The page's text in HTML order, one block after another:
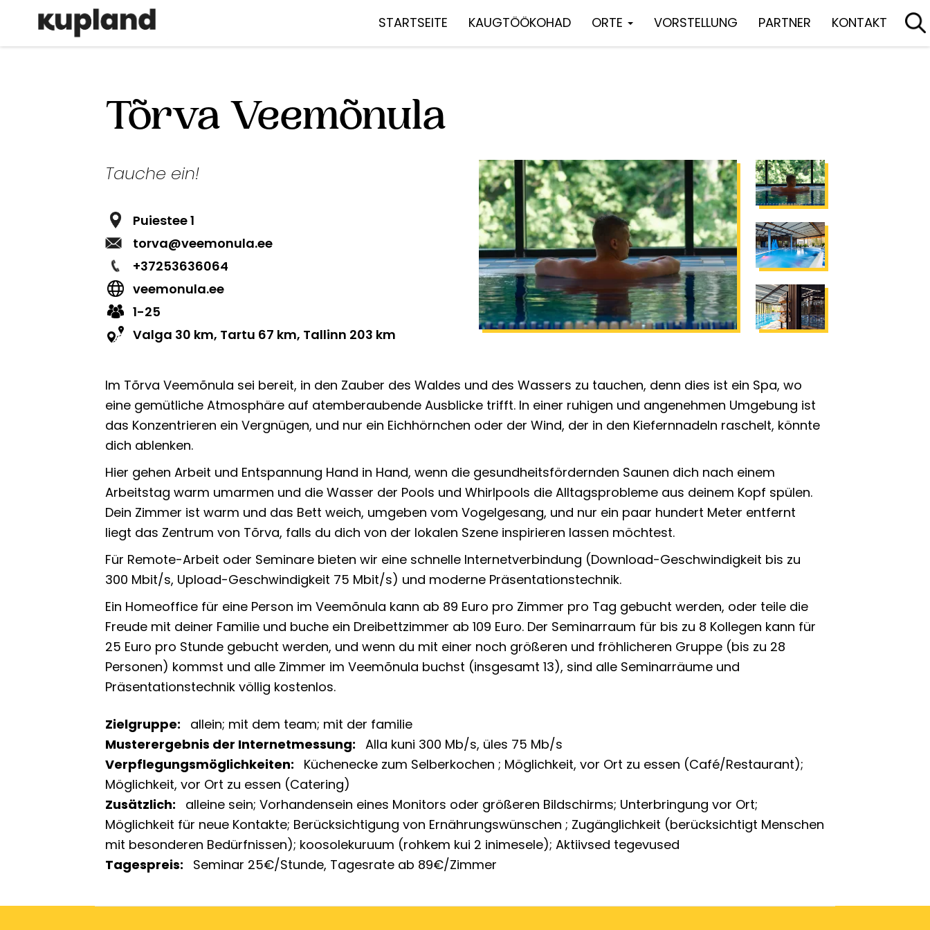
Inhalt
Põhinavigatsioon STARTSEITE KAUGTÖÖKOHAD ORTE VORSTELLUNG PARTNER KONTAKT
Tõrva Veemõnula
Tauche ein!
Puiestee 1
torva@veemonula.ee
+37253636064
veemonula.ee
1-25
Valga 30 km, Tartu 67 km, Tallinn 203 km
Im Tõrva Veemõnula sei bereit, in den Zauber des Waldes und des Wassers zu tauchen, denn dies ist ein Spa, wo
eine gemütliche Atmosphäre auf atemberaubende Ausblicke trifft. In einer ruhigen und angenehmen Umgebung ist
das Konzentrieren ein Vergnügen, und nur ein Eichhörnchen oder der Wind, der in den Kiefernnadeln raschelt, könnte
dich ablenken.
Hier gehen Arbeit und Entspannung Hand in Hand, wenn die gesundheitsfördernden Saunen dich nach einem
Arbeitstag warm umarmen und die Wasser der Pools und Whirlpools die Alltagsprobleme aus deinem Kopf spülen.
Dein Zimmer ist warm und das Bett weich, umgeben vom Vogelgesang, und nur ein paar hundert Meter entfernt
liegt das Zentrum von Tõrva, falls du dich von der lokalen Szene inspirieren lassen möchtest.
Für Remote-Arbeit oder Seminare bieten wir eine schnelle Internetverbindung (Download-Geschwindigkeit bis zu
300 Mbit/s, Upload-Geschwindigkeit 75 Mbit/s) und moderne Präsentationstechnik.
Ein Homeoffice für eine Person im Veemõnula kann ab 89 Euro pro Zimmer pro Tag gebucht werden, oder teile die
Freude mit deiner Familie und buche ein Dreibettzimmer ab 109 Euro. Der Seminarraum für bis zu 8 Kollegen kann für
25 Euro pro Stunde gebucht werden, und wenn du mit einer noch größeren und fröhlicheren Gruppe (bis zu 28
Personen) kommst und alle Zimmer im Veemõnula buchst (insgesamt 13), sind alle Seminarräume und
Präsentationstechnik völlig kostenlos.
Zielgruppe allein mit dem team mit der familie
Musterergebnis der Internetmessung
Alla kuni 300 Mb/s, üles 75 Mb/s
Verpflegungsmöglichkeiten
Küchenecke zum Selberkochen
Möglichkeit, vor Ort zu essen (Café/Restaurant)
Möglichkeit, vor Ort zu essen (Catering)
Zusätzlich
alleine sein Vorhandensein eines Monitors oder größeren Bildschirms Unterbringung vor Ort
Möglichkeit für neue Kontakte Berücksichtigung von Ernährungswünschen
Zugänglichkeit (berücksichtigt Menschen
mit besonderen Bedürfnissen) koosolekuruum (rohkem kui 2 inimesele) Aktiivsed tegevused
Tagespreis
Seminar 25€/Stunde, Tagesrate ab 89€/Zimmer